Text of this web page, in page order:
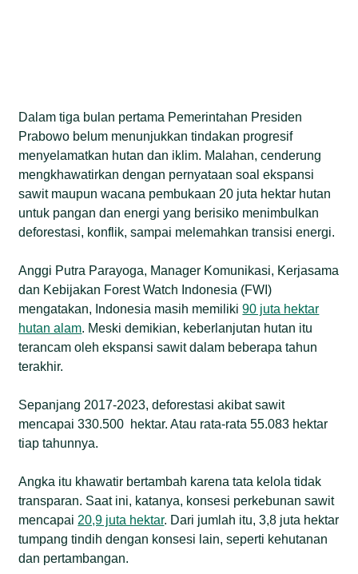
Dalam tiga bulan pertama Pemerintahan Presiden
Prabowo belum menunjukkan tindakan progresif
menyelamatkan hutan dan iklim. Malahan, cenderung
mengkhawatirkan dengan pernyataan soal ekspansi
sawit maupun wacana pembukaan 20 juta hektar hutan
untuk pangan dan energi yang berisiko menimbulkan
deforestasi, konflik, sampai melemahkan transisi energi.
Anggi Putra Parayoga, Manager Komunikasi, Kerjasama
dan Kebijakan Forest Watch Indonesia (FWI)
mengatakan, Indonesia masih memiliki90 juta hektar
hutan alam. Meski demikian, keberlanjutan hutan itu
terancam oleh ekspansi sawit dalam beberapa tahun
terakhir.
Sepanjang 2017-2023, deforestasi akibat sawit
mencapai 330.500 hektar. Atau rata-rata 55.083 hektar
tiap tahunnya.
Angka itu khawatir bertambah karena tata kelola tidak
transparan. Saat ini, katanya, konsesi perkebunan sawit
mencapai 20,9 juta hektar. Dari jumlah itu, 3,8 juta hektar
tumpang tindih dengan konsesi lain, seperti kehutanan
dan pertambangan.